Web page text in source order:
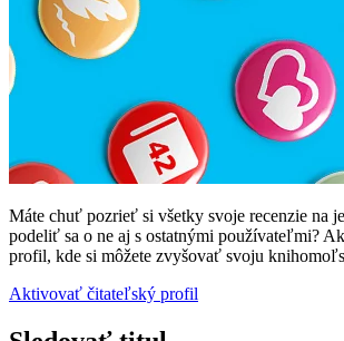
Máte chuť pozrieť si všetky svoje recenzie na
podeliť sa o ne aj s ostatnými používateľmi?
profil, kde si môžete zvyšovať svoju
Aktivovať čitateľský profil